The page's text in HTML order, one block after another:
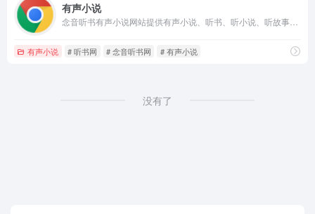
有声小说
有声小说 # 听书网 # 念音听书网 # 有声小说
没有了